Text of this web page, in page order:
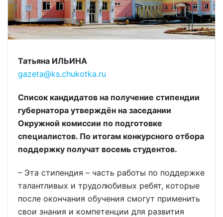
Татьяна ИЛЬИНА
gazeta@ks.chukotka.ru
Список кандидатов на получение стипендии
губернатора утверждён на заседании
Окружной комиссии по подготовке
специалистов. По итогам конкурсного отбора
поддержку получат восемь студентов.
– Эта стипендия – часть работы по поддержке
талантливых и трудолюбивых ребят, которые
после окончания обучения смогут применить
свои знания и компетенции для развития